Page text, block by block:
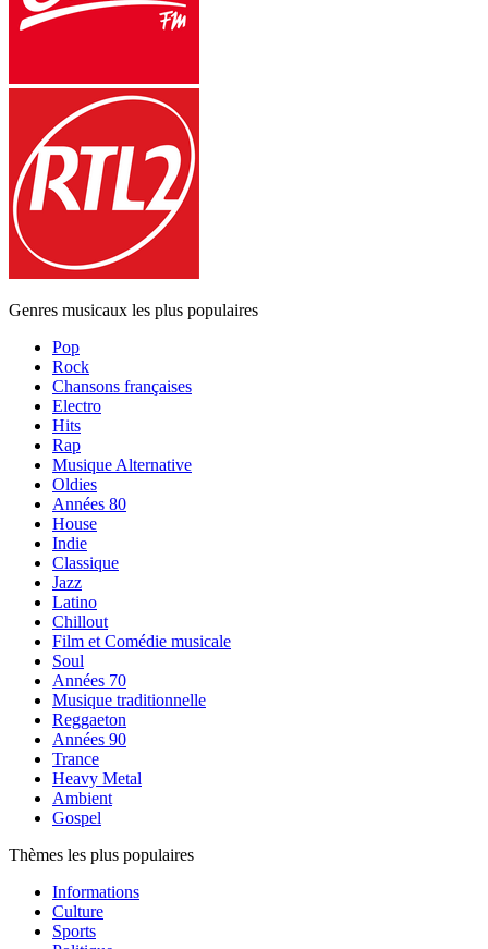
Genres musicaux les plus populaires
Pop
Rock
Chansons françaises
Electro
Hits
Rap
Musique Alternative
Oldies
Années 80
House
Indie
Classique
Jazz
Latino
Chillout
Film et Comédie musicale
Soul
Années 70
Musique traditionnelle
Reggaeton
Années 90
Trance
Heavy Metal
Ambient
Gospel
Thèmes les plus populaires
Informations
Culture
Sports